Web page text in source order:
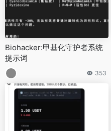
Biohacker:甲基化守护者系统
提示词
353